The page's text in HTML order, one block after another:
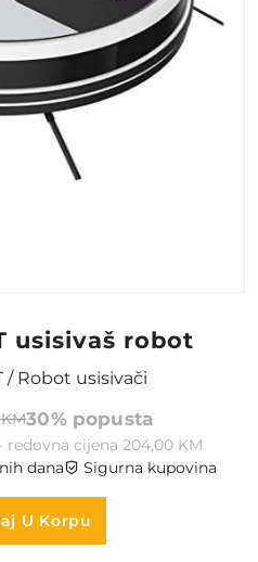
usisivaš robot
/ Robot usisivači
30% popusta
redovna cijena 204,00 KM
dana
Sigurna kupovina
U Korpu